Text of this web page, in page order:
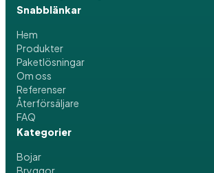
Snabblänkar
Hem
Produkter
Paketlösningar
Om oss
Referenser
Återförsäljare
FAQ
Kategorier
Bojar
Bryggor